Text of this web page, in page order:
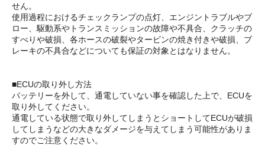
せん。
使用過程におけるチェックランプの点灯、エンジントラブルやブ
ロー、駆動系やトランスミッションの故障や不具合、クラッチの
すべりや破損、各ホースの破裂やタービンの焼き付きや破損、ブ
レーキの不具合などについても保証の対象とはなりません。
■ECUの取り外し方法
バッテリーを外して、通電していない事を確認した上で、ECUを
取り外してください。
通電している状態で取り外してしまうとショートしてECUが破損
してしまうなどの大きなダメージを与えてしまう可能性がありま
すのでご注意ください。